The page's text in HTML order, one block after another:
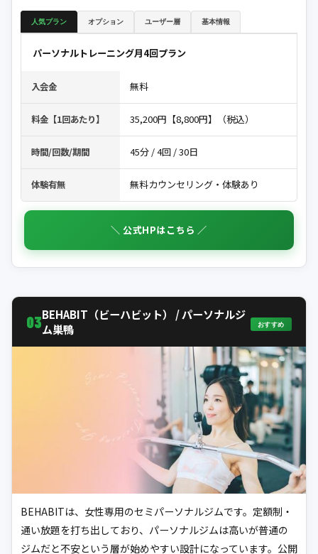
人気プラン オプション ユーザー層 基本情報
パーソナルトレーニング月4回プラン
入会金 無料
料金【1回あたり】 35,200円【8,800円】（税込）
時間/回数/期間 45分 / 4回 / 30日
体験有無 無料カウンセリング・体験あり
＼ 公式HPはこちら ／
03BEHABIT（ビーハビット） / パーソナルジ
ム巣鴨
おすすめ
BEHABITは、女性専用のセミパーソナルジムです。定額制・
通い放題を打ち出しており、パーソナルジムは高いが普通の
ジムだと不安という層が始めやすい設計になっています。公開